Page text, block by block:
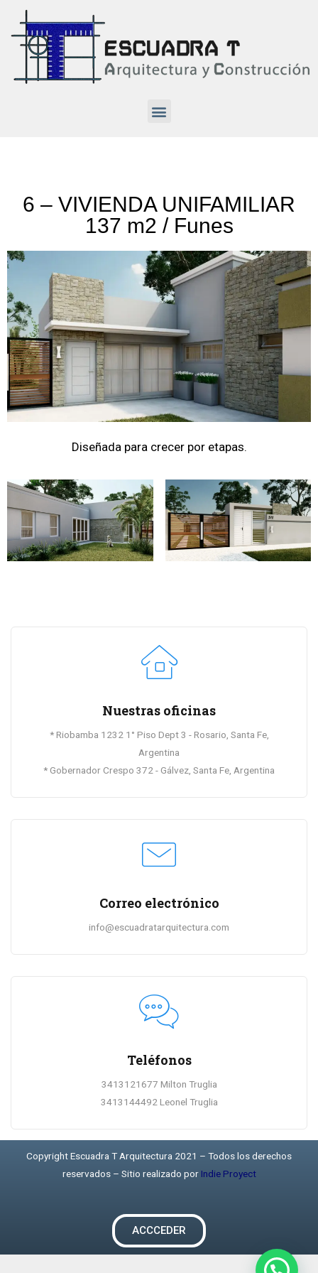
6 – VIVIENDA UNIFAMILIAR
137 m2 / Funes
Diseñada para crecer por etapas.
Nuestras oficinas
* Riobamba 1232 1° Piso Dept 3 - Rosario, Santa Fe,
Argentina
* Gobernador Crespo 372 - Gálvez, Santa Fe, Argentina
Correo electrónico
info@escuadratarquitectura.com
Teléfonos
3413121677 Milton Truglia
3413144492 Leonel Truglia
Copyright Escuadra T Arquitectura 2021 – Todos los derechos
reservados – Sitio realizado por Indie Proyect
ACCCEDER